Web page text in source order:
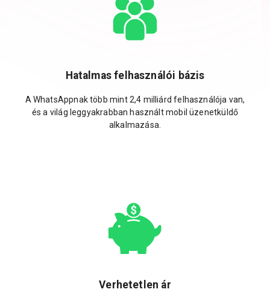
Hatalmas felhasználói bázis
A WhatsAppnak több mint 2,4 milliárd felhasználója van,
és a világ leggyakrabban használt mobil üzenetküldő
alkalmazása.
Verhetetlen ár